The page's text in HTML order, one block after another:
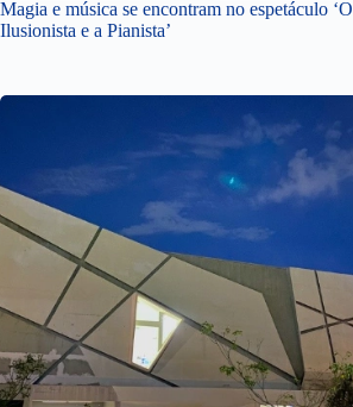
Magia e música se encontram no espetáculo ‘O
Ilusionista e a Pianista’